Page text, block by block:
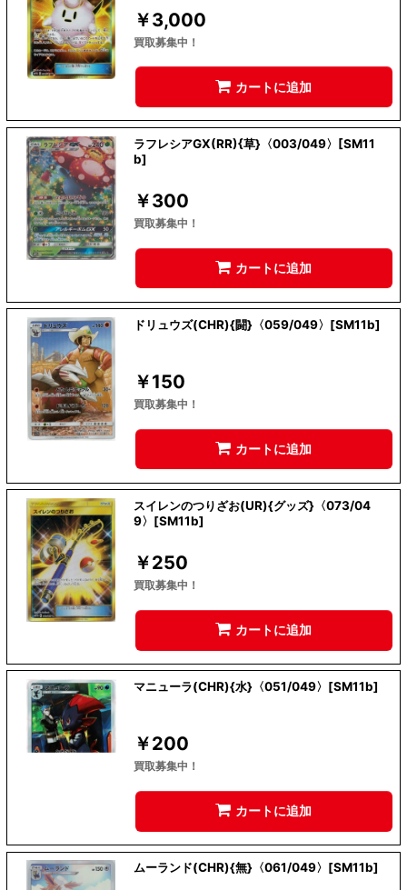
￥3,000
買取募集中！
カートに追加
ラフレシアGX(RR){草}〈003/049〉[SM11
b]
￥300
買取募集中！
カートに追加
ドリュウズ(CHR){闘}〈059/049〉[SM11b]
￥150
買取募集中！
カートに追加
スイレンのつりざお(UR){グッズ}〈073/04
9〉[SM11b]
￥250
買取募集中！
カートに追加
マニューラ(CHR){水}〈051/049〉[SM11b]
￥200
買取募集中！
カートに追加
ムーランド(CHR){無}〈061/049〉[SM11b]